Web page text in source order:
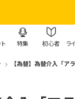
特集 初心者 ラ
【為替】為替介入「ア